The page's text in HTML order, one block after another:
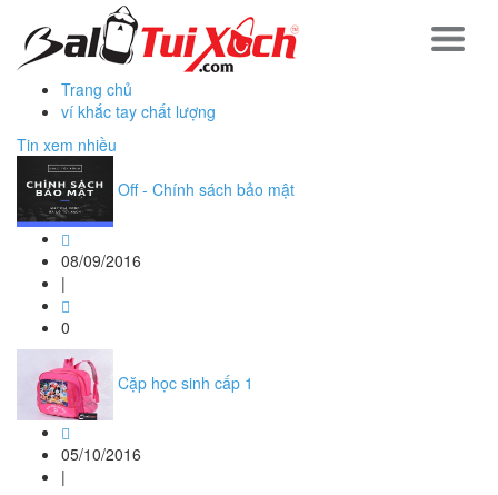
Trang chủ
ví khắc tay chất lượng
Tin xem nhiều
Off - Chính sách bảo mật
08/09/2016
|
0
Cặp học sinh cấp 1
05/10/2016
|